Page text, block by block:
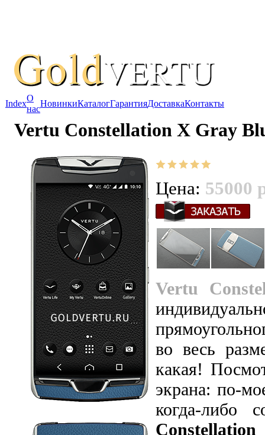
Index
О
нас
НовинкиКаталогГарантияДоставкаКонтакты
Vertu Constellation X Gray
Цена: 55000
Vertu
во весь
какая!
экрана: по-
когда-либо